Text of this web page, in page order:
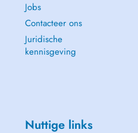
Jobs
Contacteer ons
Juridische
kennisgeving
Nuttige links